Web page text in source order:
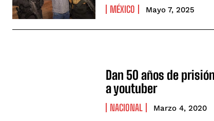
MÉXICO Mayo 7, 2025
Dan 50 años de prisión
a youtuber
NACIONAL Marzo 4, 2020